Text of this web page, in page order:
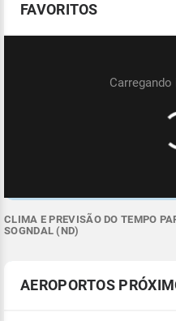
FAVORITOS
CLIMA E PREVISÃO DO TEMPO
SOGNDAL (ND)
AEROPORTOS